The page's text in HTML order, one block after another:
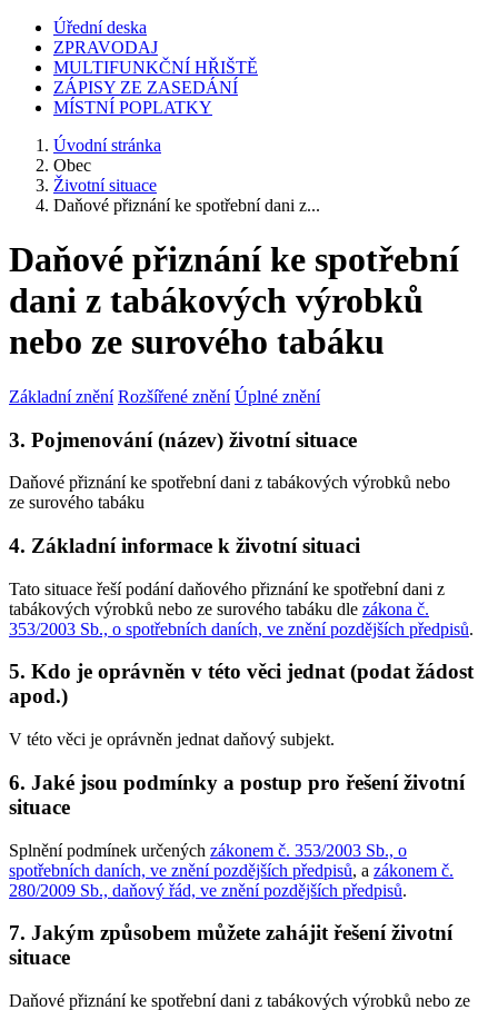
Úřední deska
ZPRAVODAJ
MULTIFUNKČNÍ HŘIŠTĚ
ZÁPISY ZE ZASEDÁNÍ
MÍSTNÍ POPLATKY
Úvodní stránka
Obec
Životní situace
Daňové přiznání ke spotřební dani z...
Daňové přiznání ke spotřební
dani z tabákových výrobků
nebo ze surového tabáku
Základní znění Rozšířené znění Úplné znění
3. Pojmenování (název) životní situace
Daňové přiznání ke spotřební dani z tabákových výrobků nebo
ze surového tabáku
4. Základní informace k životní situaci
Tato situace řeší podání daňového přiznání ke spotřební dani z
tabákových výrobků nebo ze surového tabáku dle zákona č.
353/2003 Sb., o spotřebních daních, ve znění pozdějších předpisů.
5. Kdo je oprávněn v této věci jednat (podat žádost
apod.)
V této věci je oprávněn jednat daňový subjekt.
6. Jaké jsou podmínky a postup pro řešení životní
situace
Splnění podmínek určených zákonem č. 353/2003 Sb., o
spotřebních daních, ve znění pozdějších předpisů, a zákonem č.
280/2009 Sb., daňový řád, ve znění pozdějších předpisů.
7. Jakým způsobem můžete zahájit řešení životní
situace
Daňové přiznání ke spotřební dani z tabákových výrobků nebo ze